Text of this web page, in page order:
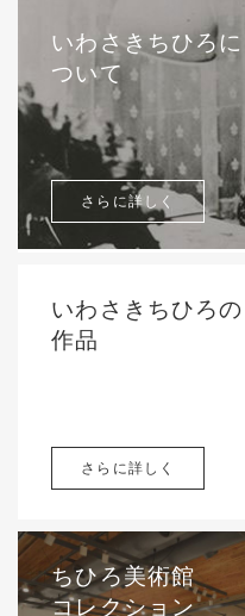
いわさきちひろに
ついて
さらに詳しく
いわさきちひろの
作品
さらに詳しく
ちひろ美術館
コレクション